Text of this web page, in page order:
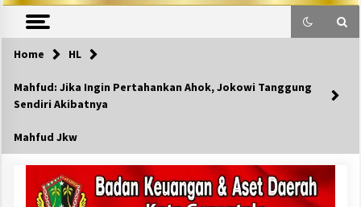
Home HL
Mahfud: Jika Ingin Pertahankan Ahok, Jokowi Tanggung
Sendiri Akibatnya
Mahfud Jkw